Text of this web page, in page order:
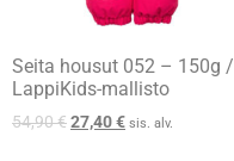
Seita housut 052 – 150g /
LappiKids-mallisto
54,90€27,40€ sis. alv.